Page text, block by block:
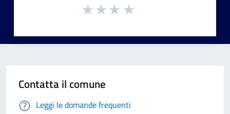
Contatta il comune
Leggi le domande frequenti